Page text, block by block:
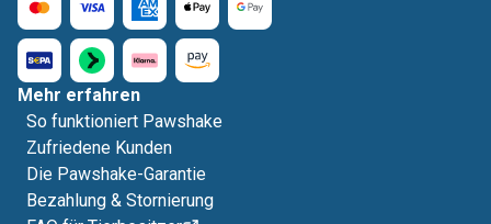
Mehr erfahren
So funktioniert Pawshake
Zufriedene Kunden
Die Pawshake-Garantie
Bezahlung & Stornierung